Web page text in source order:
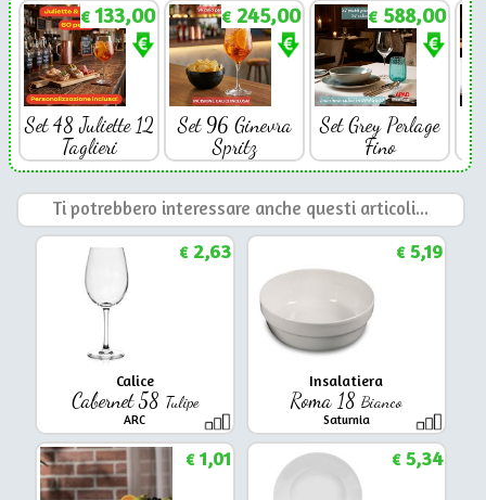
€ 133,00
Set 48 Juliette 12
Taglieri
€ 245,00
Set 96 Ginevra
Spritz
€ 588,00
Set Grey Perlage
Fino
Ti potrebbero interessare anche questi articoli...
Calice
Cabernet 58 Tulipe
ARC
€2,63
Insalatiera
Roma 18Bianco
Saturnia
€5,19
€1,01 €5,34